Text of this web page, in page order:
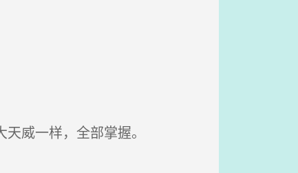
威一样，全部掌握。